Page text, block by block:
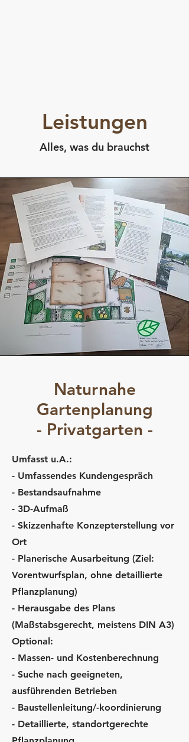
Leistungen
Alles, was du brauchst
Naturnahe
Gartenplanung
- Privatgarten -
Umfasst u.A.:
- Umfassendes Kundengespräch
- Bestandsaufnahme
- 3D-Aufmaß
- Skizzenhafte Konzepterstellung vor
Ort
- Planerische Ausarbeitung (Ziel:
Vorentwurfsplan, ohne detaillierte
Pflanzplanung)
- Herausgabe des Plans
(Maßstabsgerecht, meistens DIN A3)
Optional:
- Massen- und Kostenberechnung
- Suche nach geeigneten,
ausführenden Betrieben
- Baustellenleitung/-koordinierung
- Detaillierte, standortgerechte